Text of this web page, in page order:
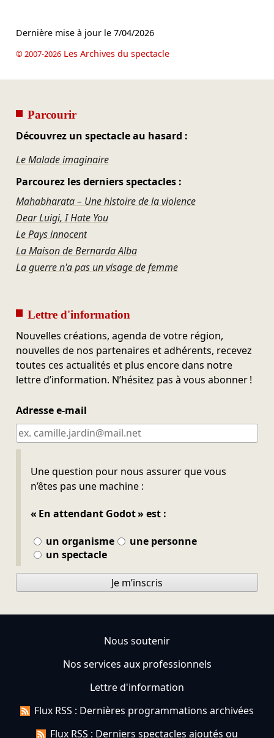
Dernière mise à jour le 7/04/2026
© 2007-2026Les Archives du spectacle
Parcourir
Découvrez un spectacle au hasard :
Le Malade imaginaire
Parcourez les derniers spectacles :
Mahabharata – Une histoire de la violence
Dear Luigi, I Hate You
Le Pays innocent
La Maison de Bernarda Alba
La guerre n'a pas un visage de femme
Lettre d'information
Nouvelles créations, agenda de votre région,
nouvelles de nos partenaires et adhérents, recevez
toutes ces actualités et plus encore dans notre
lettre d’information. N’hésitez pas à vous abonner !
Adresse e-mail
Une question pour nous assurer que vous
n’êtes pas une machine :
« En attendant Godot » est :
un organisme
une personne
un spectacle
Ne pas remplir
Je m’inscris
Nous soutenir
Nos services aux professionnels
Lettre d'information
Flux RSS : Dernières programmations archivées
Flux RSS : Derniers spectacles ajoutés ou